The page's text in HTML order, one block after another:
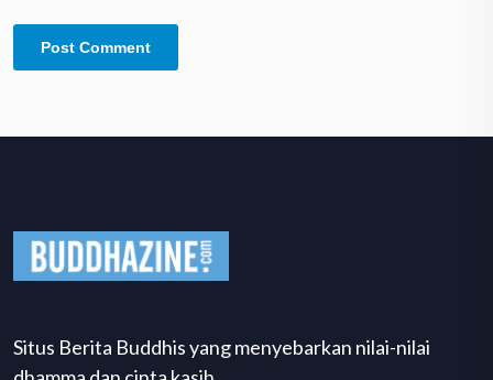
Situs Berita Buddhis yang menyebarkan nilai-nilai